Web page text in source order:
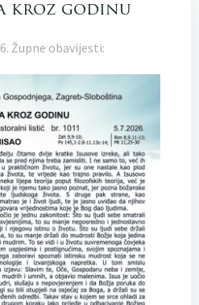
kroz godinu
Župne obavijesti: